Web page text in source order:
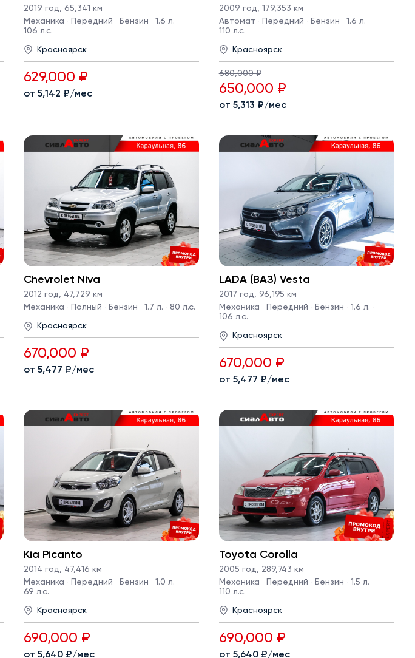
2019 год
65,341 км
Механика · Передний · Бензин · 1.6 л. ·
106 л.с.
Красноярск
629,000 ₽
от 5,142 ₽/мес
2009 год
179,353 км
Автомат · Передний · Бензин · 1.6 л. ·
110 л.с.
Красноярск
680,000 ₽
650,000 ₽
от 5,313 ₽/мес
Chevrolet Niva
2012 год, 47,729 км
Механика · Полный · Бензин · 1.7 л. · 80 л.с.
Красноярск
670,000 ₽
от 5,477 ₽/мес
LADA (ВАЗ) Vesta
2017 год, 96,195 км
Механика · Передний · Бензин · 1.6 л. ·
106 л.с.
Красноярск
670,000 ₽
от 5,477 ₽/мес
Kia Picanto
2014 год
47,416 км
Механика · Передний · Бензин · 1.0 л. ·
69 л.с.
Красноярск
690,000 ₽
от 5,640 ₽/мес
Toyota Corolla
2005 год
289,743 км
Механика · Передний · Бензин · 1.5 л. ·
110 л.с.
Красноярск
690,000 ₽
от 5,640 ₽/мес